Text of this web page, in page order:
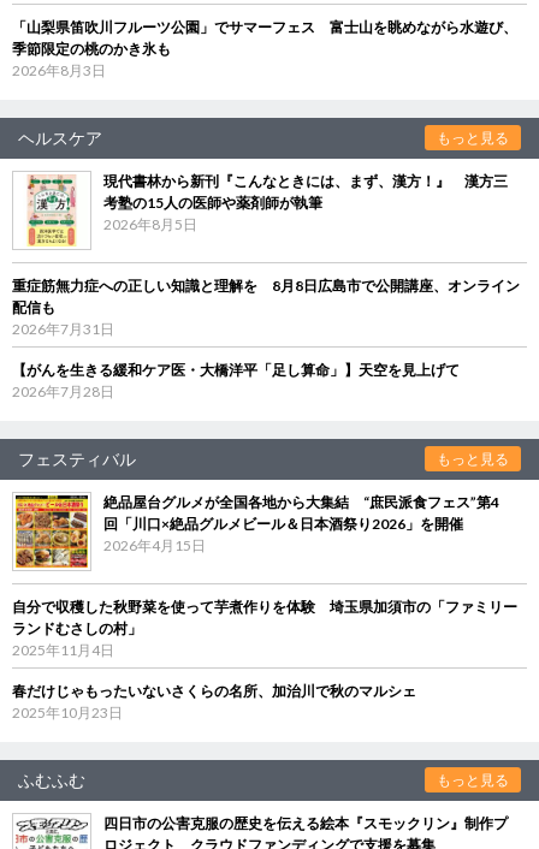
「山梨県笛吹川フルーツ公園」でサマーフェス 富士山を眺めながら水遊び、
季節限定の桃のかき氷も
2026年8月3日
ヘルスケア もっと見る
現代書林から新刊『こんなときには、まず、漢方！』 漢方三
考塾の15人の医師や薬剤師が執筆
2026年8月5日
重症筋無力症への正しい知識と理解を 8月8日広島市で公開講座、オンライン
配信も
2026年7月31日
【がんを生きる緩和ケア医・大橋洋平「足し算命」】天空を見上げて
2026年7月28日
フェスティバル もっと見る
絶品屋台グルメが全国各地から大集結 “庶民派食フェス”第4
回「川口×絶品グルメビール＆日本酒祭り2026」を開催
2026年4月15日
自分で収穫した秋野菜を使って芋煮作りを体験 埼玉県加須市の「ファミリー
ランドむさしの村」
2025年11月4日
春だけじゃもったいないさくらの名所、加治川で秋のマルシェ
2025年10月23日
ふむふむ もっと見る
四日市の公害克服の歴史を伝える絵本『スモックリン』制作プ
ロジェクト クラウドファンディングで支援を募集